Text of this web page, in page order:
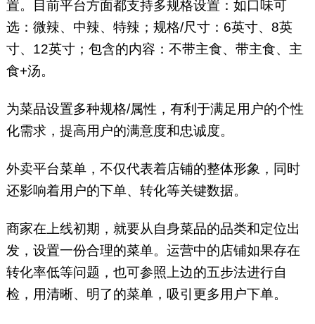
置。目前平台方面都支持多规格设置：如口味可
选：微辣、中辣、特辣；规格/尺寸：6英寸、8英
寸、12英寸；包含的内容：不带主食、带主食、主
食+汤。
为菜品设置多种规格/属性，有利于满足用户的个性
化需求，提高用户的满意度和忠诚度。
外卖平台菜单，不仅代表着店铺的整体形象，同时
还影响着用户的下单、转化等关键数据。
商家在上线初期，就要从自身菜品的品类和定位出
发，设置一份合理的菜单。运营中的店铺如果存在
转化率低等问题，也可参照上边的五步法进行自
检，用清晰、明了的菜单，吸引更多用户下单。